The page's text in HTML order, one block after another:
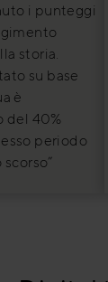
i punteggi
storia.
su base
è
del 40%
periodo
scorso”